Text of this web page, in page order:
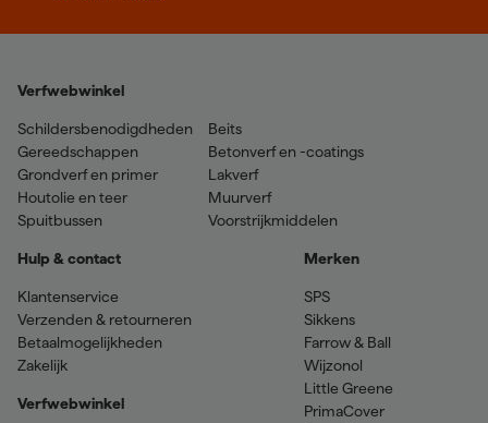
Verfwebwinkel
Schildersbenodigdheden
Gereedschappen
Grondverf en primer
Houtolie en teer
Spuitbussen
Beits
Betonverf en -coatings
Lakverf
Muurverf
Voorstrijkmiddelen
Hulp & contact
Klantenservice
Verzenden & retourneren
Betaalmogelijkheden
Zakelijk
Verfwebwinkel
Merken
SPS
Sikkens
Farrow & Ball
Wijzonol
Little Greene
PrimaCover